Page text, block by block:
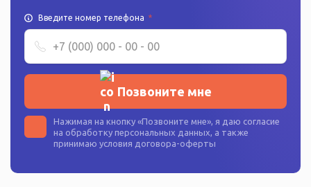
Введите номер телефона *
Позвоните мне
Нажимая на кнопку «Позвоните мне», я даю согласие
на обработку персональных данных, а также
принимаю условия договора-оферты